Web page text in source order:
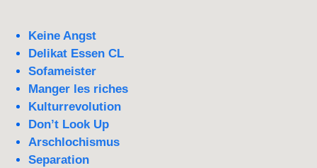
Keine Angst
Delikat Essen CL
Sofameister
Manger les riches
Kulturrevolution
Don’t Look Up
Arschlochismus
Separation